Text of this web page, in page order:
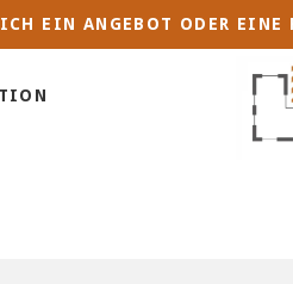
EIN ANGEBOT ODER EINE